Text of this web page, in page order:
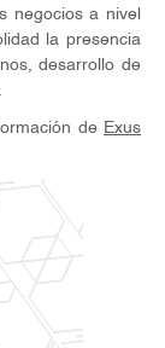
negocios a nivel
la presencia
desarrollo de
de Exus